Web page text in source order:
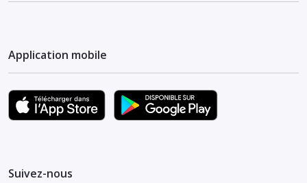
Application mobile
Suivez-nous